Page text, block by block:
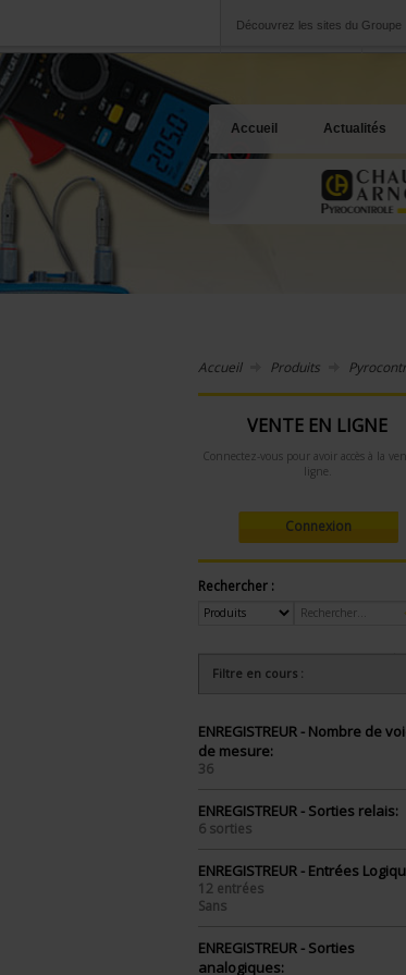
Découvrez les sites du Groupe
Accueil Actualités
Accueil Produits
VENTE EN LIGNE
Connectez-vous pour avoir accès à la
ligne.
Connexion
Rechercher :
Filtre en cours :
ENREGISTREUR - Nombre de
de mesure:
36
ENREGISTREUR - Sorties relais:
6 sorties
ENREGISTREUR - Entrées
12 entrées
Sans
ENREGISTREUR - Sorties
analogiques: